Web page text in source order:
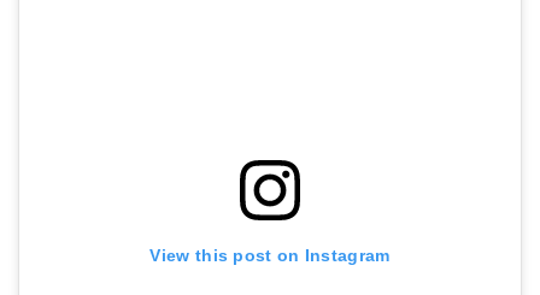
View this post on Instagram